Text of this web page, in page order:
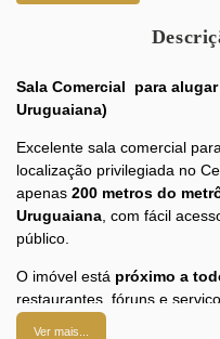
Sala Comercial para
Uruguaiana)
Excelente sala comercial
localização privilegiada no
apenas 200 metros do
Uruguaiana , com fácil
público.
O imóvel está próximo a
restaurantes, fóruns e
no dia a dia profissional.
Ver mais...